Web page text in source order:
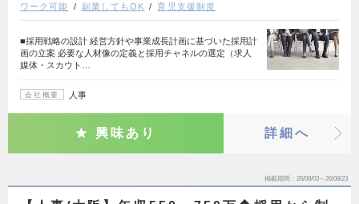
ワーク可能
副業してもOK 育児支援制度
■採用戦略の設計 経営方針や事業成長計画に基づいた採用計
画の立案 必要な人材像の定義と採用チャネルの選定（求人
媒体・スカウト…
会社概要 人事
興味あり 詳細へ
掲載期間 26/08/03～26/08/23